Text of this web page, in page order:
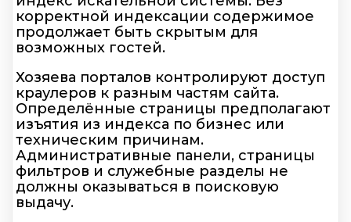
корректной индексации содержимое
продолжает быть скрытым для
возможных гостей.
Хозяева порталов контролируют доступ
краулеров к разным частям сайта.
Определённые страницы предполагают
изъятия из индекса по бизнес или
техническим причинам.
Административные панели, страницы
фильтров и служебные разделы не
должны оказываться в поисковую
выдачу.